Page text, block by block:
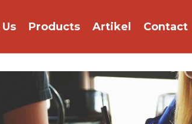
Products Artikel Contact